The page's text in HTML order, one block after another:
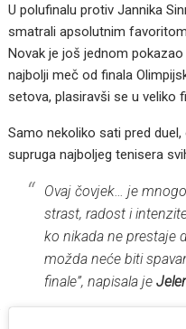
U polufinalu protiv Jannika
smatrali apsolutnim
Novak je još jednom
najbolji meč od finala
setova, plasiravši se u veliko
Samo nekoliko sati pred
supruga najboljeg tenisera
Ovaj čovjek… je
strast, radost i
ko nikada ne prestaje
možda neće biti
finale”, napisala je